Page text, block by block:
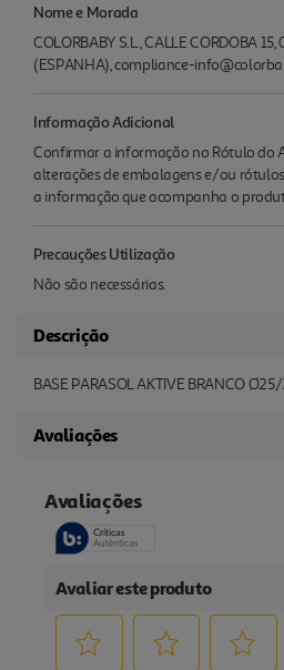
Nome e Morada
COLORBABY S.L., CALLE CORDOBA
(ESPANHA), compliance-
Informação Adicional
Confirmar a informação no Rótulo do
alterações de embalagens e/ou
a informação que acompanha o
Precauções Utilização
Não são necessárias.
Descrição
BASE PARASOL AKTIVE BRANCO
Avaliações